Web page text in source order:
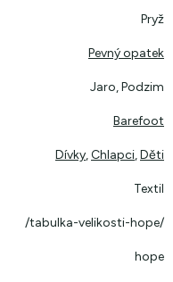
Pryž
Pevný opatek
Jaro, Podzim
Barefoot
Dívky,Chlapci,Děti
Textil
/tabulka-velikosti-hope/
hope